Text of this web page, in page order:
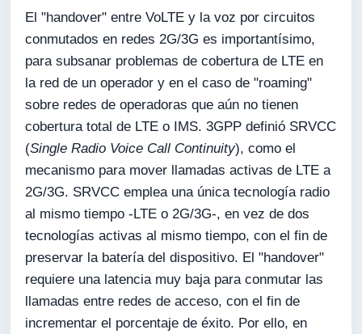
El "handover" entre VoLTE y la voz por circuitos
conmutados en redes 2G/3G es importantísimo,
para subsanar problemas de cobertura de LTE en
la red de un operador y en el caso de "roaming"
sobre redes de operadoras que aún no tienen
cobertura total de LTE o IMS. 3GPP definió SRVCC
(Single Radio Voice Call Continuity), como el
mecanismo para mover llamadas activas de LTE a
2G/3G. SRVCC emplea una única tecnología radio
al mismo tiempo -LTE o 2G/3G-, en vez de dos
tecnologías activas al mismo tiempo, con el fin de
preservar la batería del dispositivo. El "handover"
requiere una latencia muy baja para conmutar las
llamadas entre redes de acceso, con el fin de
incrementar el porcentaje de éxito. Por ello, en